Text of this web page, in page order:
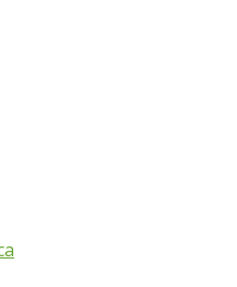
2021 – julio 2021)
–